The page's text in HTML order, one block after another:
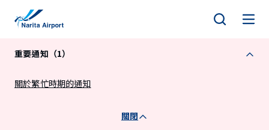
重要通知（1）
關於繁忙時期的通知
關閉